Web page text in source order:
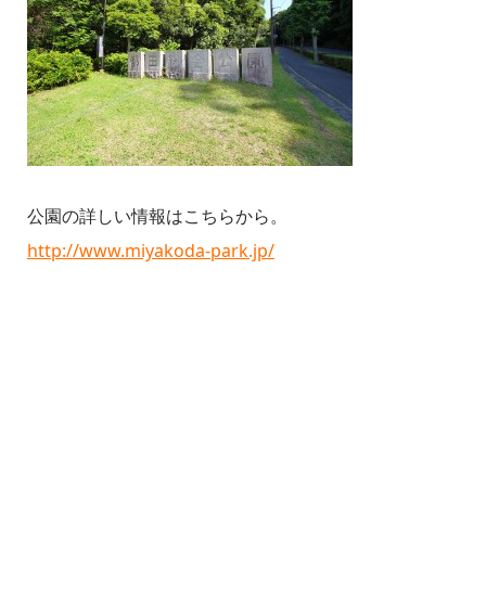
公園の詳しい情報はこちらから。
http://www.miyakoda-park.jp/